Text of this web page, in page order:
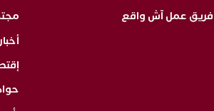
فريق عمل آش واقع